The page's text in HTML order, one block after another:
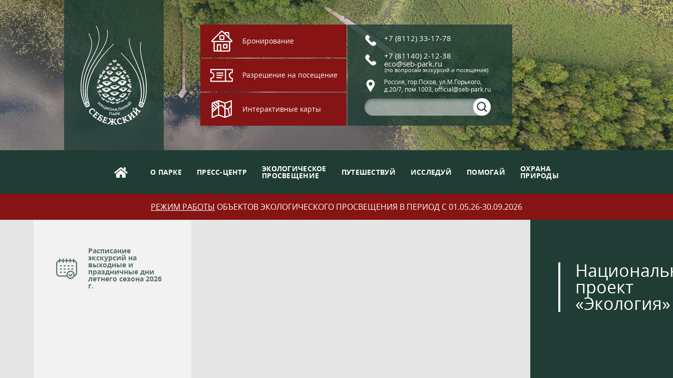
Бронирование
Разрешение на посещение
Интерактивные карты
+7 (8112) 33-17-78
+7 (81140) 2-12-38
eco@seb-park.ru
(по вопросам экскурсий и посещения)
Россия, гор.Псков, ул.М.Горького,
д.20/7, пом.1003, official@seb-park.ru
О ПАРКЕ ПРЕСС-ЦЕНТР ЭКОЛОГИЧЕСКОЕ
ПРОСВЕЩЕНИЕ ПУТЕШЕСТВУЙ ИССЛЕДУЙ ПОМОГАЙ ОХРАНА
ПРИРОДЫ
РЕЖИМ РАБОТЫ ОБЪЕКТОВ ЭКОЛОГИЧЕСКОГО ПРОСВЕЩЕНИЯ В ПЕРИОД С 01.05.26-30.09.2026
Расписание
экскурсий на
выходные и
праздничные дни
летнего сезона 2026
г. проект
«Экология»